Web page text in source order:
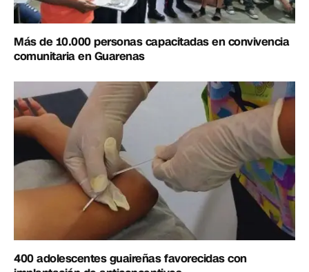
Más de 10.000 personas capacitadas en convivencia
comunitaria en Guarenas
400 adolescentes guaireñas favorecidas con